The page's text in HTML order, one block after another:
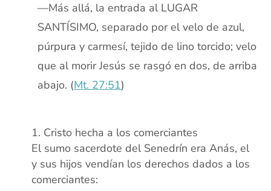
—Más allá, la entrada al LUGAR
SANTÍSIMO, separado por el velo de azul,
púrpura y carmesí, tejido de lino torcido; velo
que al morir Jesús se rasgó en dos, de arriba
abajo. (Mt. 27:51)
Cristo hecha a los comerciantes
El sumo sacerdote del Senedrín era Anás, el
y sus hijos vendían los derechos dados a los
comerciantes: